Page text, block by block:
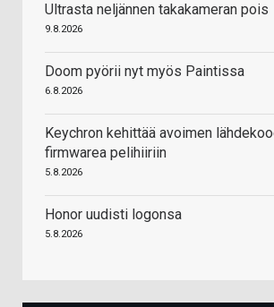
Ultrasta neljännen takakameran pois
9.8.2026
Doom pyörii nyt myös Paintissa
6.8.2026
Keychron kehittää avoimen
firmwarea pelihiiriin
5.8.2026
Honor uudisti logonsa
5.8.2026